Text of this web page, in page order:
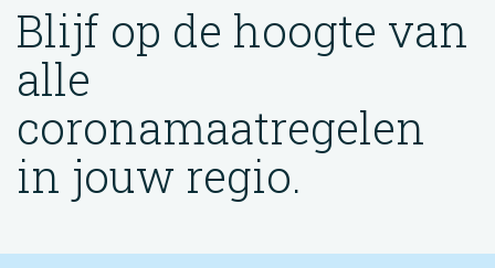
Blijf op de hoogte van
alle
coronamaatregelen
in jouw regio.